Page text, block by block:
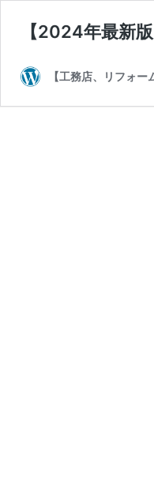
【2024年最新
【工務店、リフォ